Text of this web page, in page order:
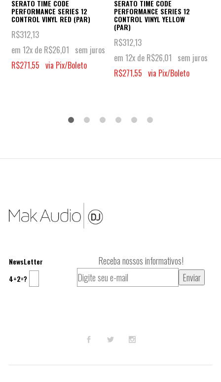
SERATO TIME CODE
PERFORMANCE SERIES 12
CONTROL VINYL RED (PAR)
R$312,13
em 12x de R$26,01 sem juros
R$271,55 via Pix/Boleto
SERATO TIME CODE
PERFORMANCE SERIES 12
CONTROL VINYL YELLOW
(PAR)
R$312,13
em 12x de R$26,01 sem juros
R$271,55 via Pix/Boleto
NewsLetter Receba nossos informativos!
4+2=?